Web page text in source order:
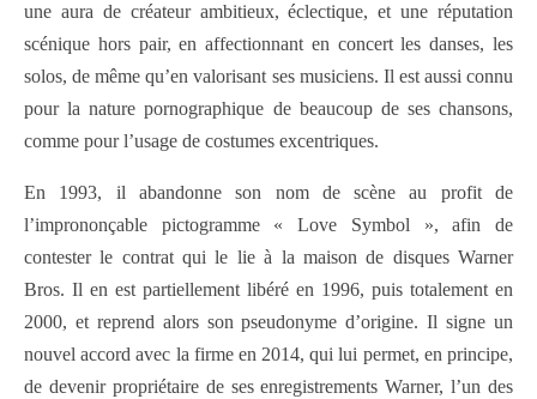
une aura de créateur ambitieux, éclectique, et une réputation
scénique hors pair, en affectionnant en concert les danses, les
solos, de même qu’en valorisant ses musiciens. Il est aussi connu
pour la nature pornographique de beaucoup de ses chansons,
comme pour l’usage de costumes excentriques.
En 1993, il abandonne son nom de scène au profit de
l’imprononçable pictogramme « Love Symbol », afin de
contester le contrat qui le lie à la maison de disques Warner
Bros. Il en est partiellement libéré en 1996, puis totalement en
2000, et reprend alors son pseudonyme d’origine. Il signe un
nouvel accord avec la firme en 2014, qui lui permet, en principe,
de devenir propriétaire de ses enregistrements Warner, l’un des